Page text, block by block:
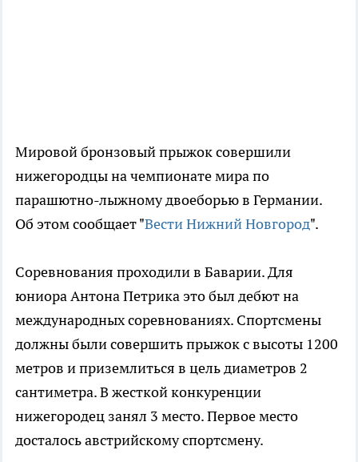
Мировой бронзовый прыжок совершили
нижегородцы на чемпионате мира по
парашютно-лыжному двоеборью в Германии.
Об этом сообщает "Вести Нижний Новгород".
Соревнования проходили в Баварии. Для
юниора Антона Петрика это был дебют на
международных соревнованиях. Спортсмены
должны были совершить прыжок с высоты 1200
метров и приземлиться в цель диаметров 2
сантиметра. В жесткой конкуренции
нижегородец занял 3 место. Первое место
досталось австрийскому спортсмену.